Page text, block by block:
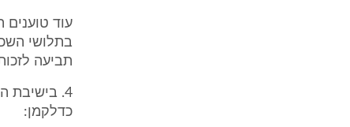
עוד טוענים
בתלושי
תביעה
כדלקמן: